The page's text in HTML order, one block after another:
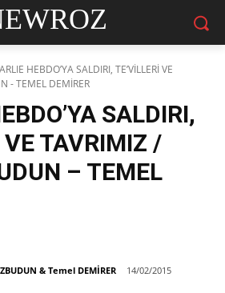
HEBDO’YA SALDIRI, TE’VİLLERİ VE
- TEMEL DEMİRER
SALDIRI,
VE TAVRIMIZ /
– TEMEL
& Temel DEMİRER 14/02/2015